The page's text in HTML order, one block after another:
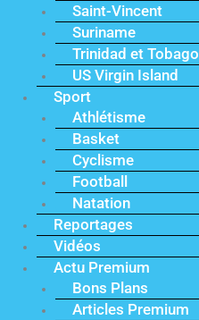
Saint-Vincent
Suriname
Trinidad et Tobago
US Virgin Island
Sport
Athlétisme
Basket
Cyclisme
Football
Natation
Reportages
Vidéos
Actu Premium
Bons Plans
Articles Premium